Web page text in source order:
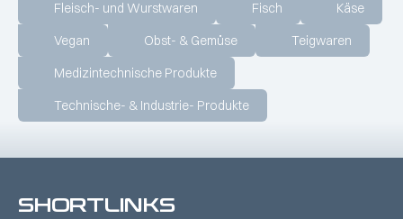
Fleisch- und Wurstwaren Fisch
Käse
Vegan
Obst- & Gemüse
Teigwaren
Medizintechnische Produkte
Technische- & Industrie- Produkte
SHORTLINKS